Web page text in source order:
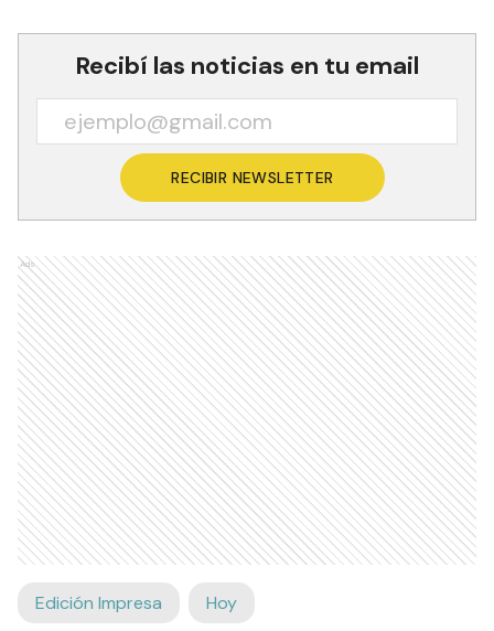
Recibí las noticias en tu email
RECIBIR NEWSLETTER
Ads
Edición Impresa Hoy